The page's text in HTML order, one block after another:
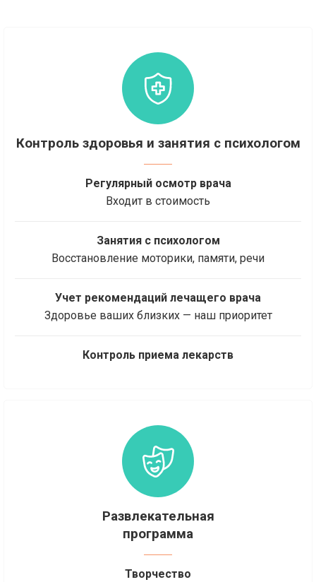
Контроль здоровья и занятия с психологом
Регулярный осмотр врача
Входит в стоимость
Занятия с психологом
Восстановление моторики, памяти, речи
Учет рекомендаций лечащего врача
Здоровье ваших близких — наш приоритет
Контроль приема лекарств
Развлекательная
программа
Творчество